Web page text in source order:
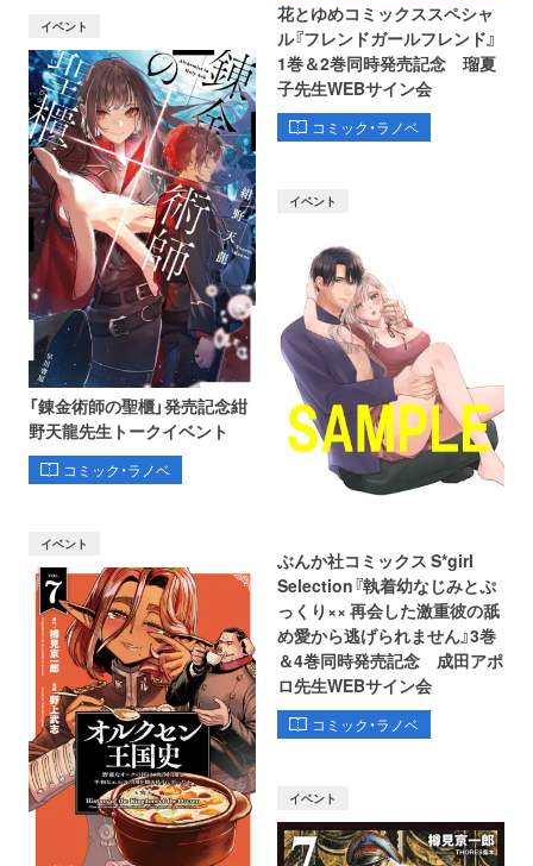
花とゆめコミックススペシャ
ル『フレンドガールフレンド』
1巻＆2巻同時発売記念 瑠夏
子先生WEBサイン会
コミック・ラノベ
イベント
「錬金術師の聖櫃」発売記念紺
野天龍先生トークイベント
コミック・ラノベ
イベント
ぶんか社コミックス S*girl
Selection『執着幼なじみとぷ
っくり×× 再会した激重彼の舐
め愛から逃げられません』3巻
＆4巻同時発売記念 成田アポ
ロ先生WEBサイン会
コミック・ラノベ
イベント
イベント